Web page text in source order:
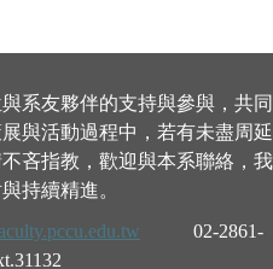
系友夥伴的支持與參與，共同
與活動過程中，若有未盡周延
吝指教，歡迎與本系聯絡，我
持續精進。
02-2861-